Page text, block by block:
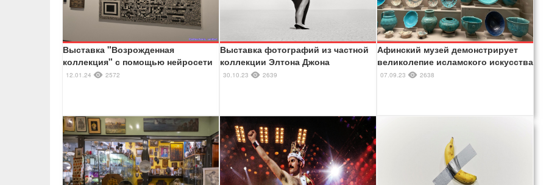
Выставка "Возрожденная
коллекция" с помощью нейросети
12.01.24 2572
Выставка фотографий из частной
коллекции Элтона Джона
30.10.23 2639
Афинский музей демонстрирует
великолепие исламского искусства
07.09.23 2638